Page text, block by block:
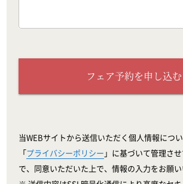
フェア予約を申し込む
当WEBサイトから送信いただく個人情報につ
「プライバシーポリシー 」に基づいて管理さ
で、同意いただいた上で、情報の入力をお願い